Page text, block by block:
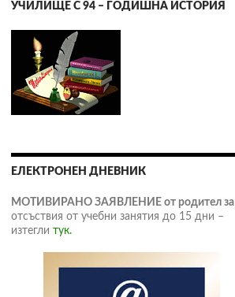
УЧИЛИЩЕ С 94 – ГОДИШНА ИСТОРИЯ
ЕЛЕКТРОНЕН ДНЕВНИК
МОТИВИРАНО ЗАЯВЛЕНИЕ от родител за
отсъствия от учебни занятия до 15 дни –
изтегли тук.